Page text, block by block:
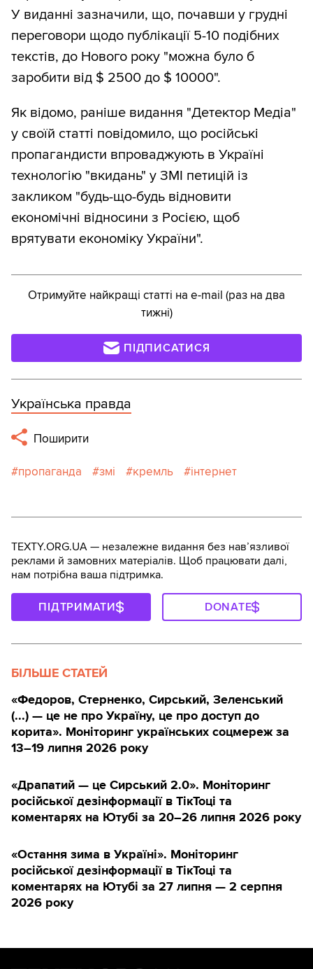
У виданні зазначили, що, почавши у грудні
переговори щодо публікації 5-10 подібних
текстів, до Нового року "можна було б
заробити від $ 2500 до $ 10000".
Як відомо, раніше видання "Детектор Медіа"
у своїй статті повідомило, що російські
пропагандисти впроваджують в Україні
технологію "вкидань" у ЗМІ петицій із
закликом "будь-що-будь відновити
економічні відносини з Росією, щоб
врятувати економіку України".
Отримуйте найкращі статті на e-mail (раз на два
тижні)
ПІДПИСАТИСЯ
Українська правда
Поширити
пропаганда змі кремль інтернет
TEXTY.ORG.UA — незалежне видання без навʼязливої
реклами й замовних матеріалів. Щоб працювати далі,
нам потрібна ваша підтримка.
ПІДТРИМАТИ DONATE
БІЛЬШЕ СТАТЕЙ
«Федоров, Стерненко, Сирський, Зеленський
(...) — це не про Україну, це про доступ до
корита». Моніторинг українських соцмереж за
13–19 липня 2026 року
«Драпатий — це Сирський 2.0». Моніторинг
російської дезінформації в ТікТоці та
коментарях на Ютубі за 20–26 липня 2026 року
«Остання зима в Україні». Моніторинг
російської дезінформації в ТікТоці та
коментарях на Ютубі за 27 липня — 2 серпня
2026 року